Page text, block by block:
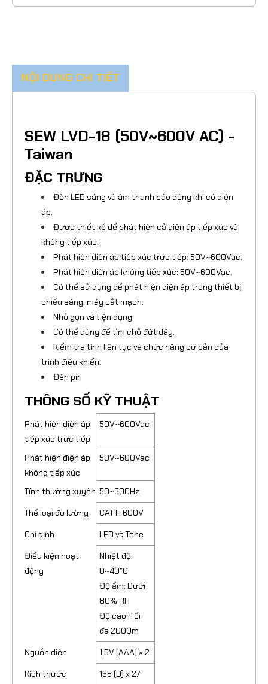
NỘI DUNG CHI TIẾT
SEW LVD-18 (50V~600V AC) -
Taiwan
ĐẶC TRƯNG
Đèn LED sáng và âm thanh báo động khi có điện
áp.
Được thiết kế để phát hiện cả điện áp tiếp xúc và
không tiếp xúc.
Phát hiện điện áp tiếp xúc trực tiếp: 50V~600Vac.
Phát hiện điện áp không tiếp xúc: 50V~600Vac.
Có thể sử dụng để phát hiện điện áp trong thiết bị
chiếu sáng, máy cắt mạch.
Nhỏ gọn và tiện dụng.
Có thể dùng để tìm chỗ đứt dây.
Kiểm tra tính liên tục và chức năng cơ bản của
trình điều khiển.
Đèn pin
THÔNG SỐ KỸ THUẬT
Phát hiện điện áp
tiếp xúc trực tiếp
50V~600Vac
Phát hiện điện áp
không tiếp xúc
50V~600Vac
Tính thường xuyên 50~500Hz
Thể loại đo lường
CAT III 600V
Chỉ định
LED và Tone
Điều kiện hoạt
động
Nhiệt độ:
0~40°C
Độ ẩm: Dưới
80% RH
Độ cao: Tối
đa 2000m
Nguồn điện
1,5V (AAA) × 2
Kích thước
165 (D) x 27